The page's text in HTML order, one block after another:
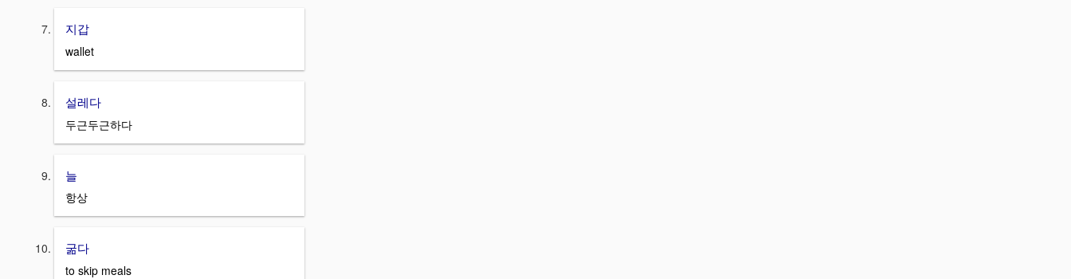
지갑
wallet
설레다
두근두근하다
늘
항상
굶다
to skip meals